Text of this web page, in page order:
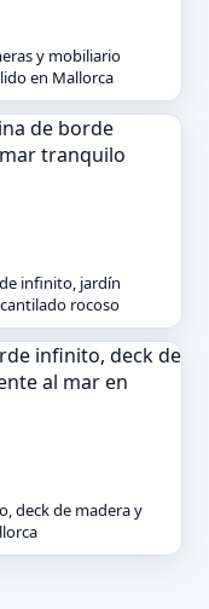
y mobiliario
en Mallorca
infinito, jardín
rocoso
deck de madera y